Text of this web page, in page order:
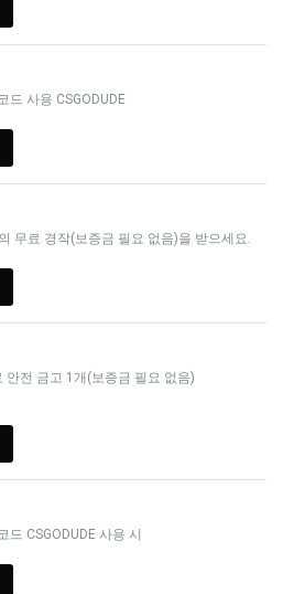
드 사용 CSGODUDE
무료 경작(보증금 필요 없음)을 받으세요.
안전 금고 1개(보증금 필요 없음)
CSGODUDE 사용 시